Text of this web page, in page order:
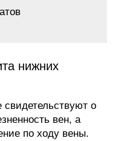
нижних
о
вен, а
по ходу вены.